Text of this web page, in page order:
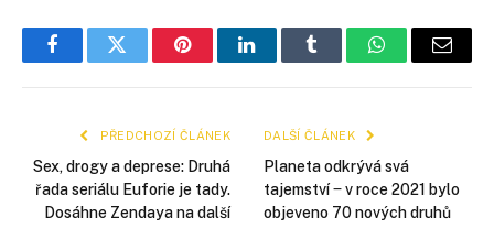
FacebookTwitter PinterestLinkedInTumblr WhatsApp
E-
PŘEDCHOZÍ ČLÁNEK
Sex, drogy a deprese: Druhá
řada seriálu Euforie je tady.
Dosáhne Zendaya na další
DALŠÍ ČLÁNEK
Planeta odkrývá svá
tajemství ‒ v roce 2021 bylo
objeveno 70 nových druhů